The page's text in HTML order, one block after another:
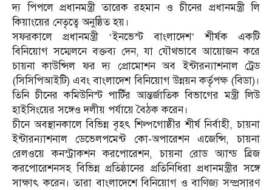
দ্য পিপলে প্রধানমন্ত্রী তারেক রহমান ও চীনের প্রধানমন্ত্রী লি
কিয়াংয়ের নেতৃত্বে অনুষ্ঠিত হয়।
সফরকালে প্রধানমন্ত্রী ‘ইনভেস্ট বাংলাদেশ’ শীর্ষক একটি
বিনিয়োগ সম্মেলনে বক্তব্য দেন, যা যৌথভাবে আয়োজন করে
চায়না কাউন্সিল ফর দ্য প্রোমোশন অব ইন্টারন্যাশনাল ট্রেড
(সিসিপিআইটি) এবং বাংলাদেশ বিনিয়োগ উন্নয়ন কর্তৃপক্ষ (বিডা)।
তিনি চীনের কমিউনিস্ট পার্টির আন্তর্জাতিক বিভাগের মন্ত্রী লিউ
হাইসিংয়ের সঙ্গেও দলীয় পর্যায়ে বৈঠক করেন।
চীনে অবস্থানকালে বিভিন্ন বৃহৎ শিল্পগোষ্ঠীর শীর্ষ নির্বাহী, চায়না
ইন্টারন্যাশনাল ডেভেলপমেন্ট কো-অপারেশন এজেন্সি, চায়না
রেলওয়ে কনস্ট্রাকশন করপোরেশন, চায়না রোড অ্যান্ড ব্রিজ
করপোরেশনসহ বিভিন্ন প্রতিষ্ঠানের প্রতিনিধিরা প্রধানমন্ত্রীর সঙ্গে
সাক্ষাৎ করেন। তারা বাংলাদেশে বিনিয়োগ ও বাণিজ্য সম্প্রসারণ